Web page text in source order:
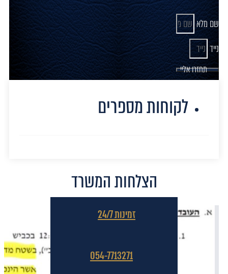
שם מלא
נייד
תחזרו אליי
לקוחות מספרים
הצלחות המשרד
זמינות 24/7
054-7713271